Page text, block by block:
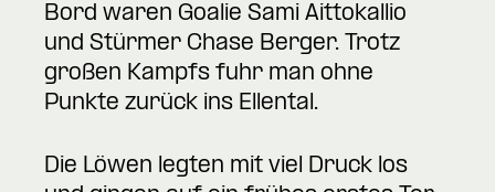
Bord waren Goalie Sami Aittokallio
und Stürmer Chase Berger. Trotz
großen Kampfs fuhr man ohne
Punkte zurück ins Ellental.
Die Löwen legten mit viel Druck los